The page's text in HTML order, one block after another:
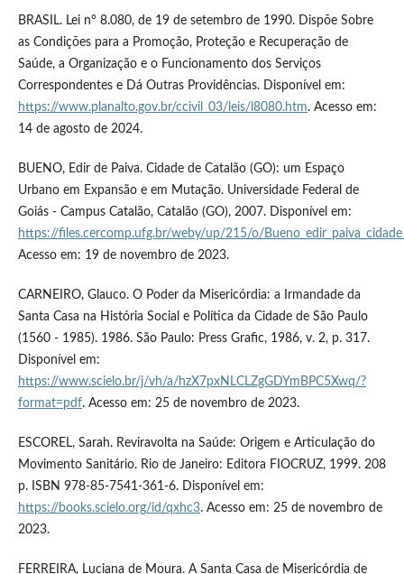
BRASIL. Lei n° 8.080, de 19 de setembro de 1990. Dispõe Sobre
as Condições para a Promoção, Proteção e Recuperação de
Saúde, a Organização e o Funcionamento dos Serviços
Correspondentes e Dá Outras Providências. Disponível em:
https://www.planalto.gov.br/ccivil_03/leis/l8080.htm. Acesso em:
14 de agosto de 2024.
BUENO, Edir de Paiva. Cidade de Catalão (GO): um Espaço
Urbano em Expansão e em Mutação. Universidade Federal de
Goiás - Campus Catalão, Catalão (GO), 2007. Disponível em:
https://files.cercomp.ufg.br/weby/up/215/o/
Acesso em: 19 de novembro de 2023.
CARNEIRO, Glauco. O Poder da Misericórdia: a Irmandade da
Santa Casa na História Social e Política da Cidade de São Paulo
(1560 - 1985). 1986. São Paulo: Press Grafic, 1986, v. 2, p. 317.
Disponível em:
https://www.scielo.br/j/vh/a/hzX7pxNLCLZgGDYmBPC5Xwq/?
format=pdf. Acesso em: 25 de novembro de 2023.
ESCOREL, Sarah. Reviravolta na Saúde: Origem e Articulação do
Movimento Sanitário. Rio de Janeiro: Editora FIOCRUZ, 1999. 208
p. ISBN 978-85-7541-361-6. Disponível em:
https://books.scielo.org/id/qxhc3. Acesso em: 25 de novembro de
2023.
FERREIRA, Luciana de Moura. A Santa Casa de Misericórdia de